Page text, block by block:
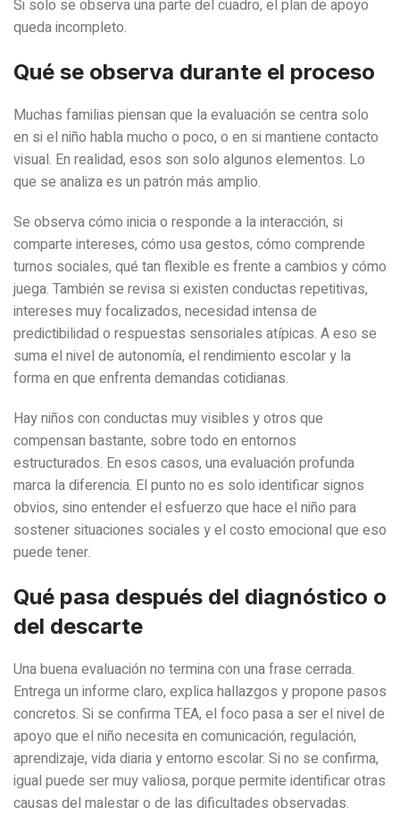
Si solo se observa una parte del cuadro, el plan de apoyo
queda incompleto.
Qué se observa durante el proceso
Muchas familias piensan que la evaluación se centra solo
en si el niño habla mucho o poco, o en si mantiene contacto
visual. En realidad, esos son solo algunos elementos. Lo
que se analiza es un patrón más amplio.
Se observa cómo inicia o responde a la interacción, si
comparte intereses, cómo usa gestos, cómo comprende
turnos sociales, qué tan flexible es frente a cambios y cómo
juega. También se revisa si existen conductas repetitivas,
intereses muy focalizados, necesidad intensa de
predictibilidad o respuestas sensoriales atípicas. A eso se
suma el nivel de autonomía, el rendimiento escolar y la
forma en que enfrenta demandas cotidianas.
Hay niños con conductas muy visibles y otros que
compensan bastante, sobre todo en entornos
estructurados. En esos casos, una evaluación profunda
marca la diferencia. El punto no es solo identificar signos
obvios, sino entender el esfuerzo que hace el niño para
sostener situaciones sociales y el costo emocional que eso
puede tener.
Qué pasa después del diagnóstico o
del descarte
Una buena evaluación no termina con una frase cerrada.
Entrega un informe claro, explica hallazgos y propone pasos
concretos. Si se confirma TEA, el foco pasa a ser el nivel de
apoyo que el niño necesita en comunicación, regulación,
aprendizaje, vida diaria y entorno escolar. Si no se confirma,
igual puede ser muy valiosa, porque permite identificar otras
causas del malestar o de las dificultades observadas.